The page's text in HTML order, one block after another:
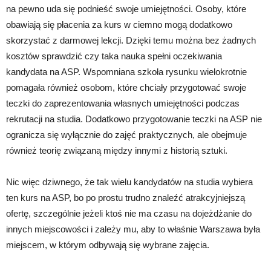
na pewno uda się podnieść swoje umiejętności. Osoby, które
obawiają się płacenia za kurs w ciemno mogą dodatkowo
skorzystać z darmowej lekcji. Dzięki temu można bez żadnych
kosztów sprawdzić czy taka nauka spełni oczekiwania
kandydata na ASP. Wspomniana szkoła rysunku wielokrotnie
pomagała również osobom, które chciały przygotować swoje
teczki do zaprezentowania własnych umiejętności podczas
rekrutacji na studia. Dodatkowo przygotowanie teczki na ASP nie
ogranicza się wyłącznie do zajęć praktycznych, ale obejmuje
również teorię związaną między innymi z historią sztuki.
Nic więc dziwnego, że tak wielu kandydatów na studia wybiera
ten kurs na ASP, bo po prostu trudno znaleźć atrakcyjniejszą
ofertę, szczególnie jeżeli ktoś nie ma czasu na dojeżdżanie do
innych miejscowości i zależy mu, aby to właśnie Warszawa była
miejscem, w którym odbywają się wybrane zajęcia.